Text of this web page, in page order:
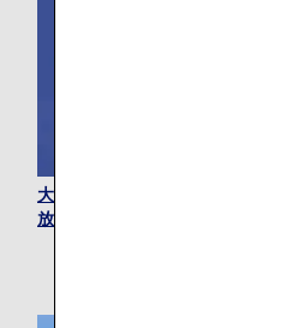
大阪の観光スポット約40か所に入
放題！